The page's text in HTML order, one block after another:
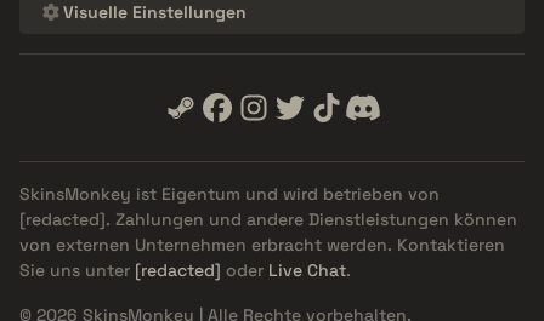
Visuelle Einstellungen
SkinsMonkey ist Eigentum und wird betrieben von
[redacted]. Zahlungen und andere Dienstleistungen können
von externen Unternehmen erbracht werden. Kontaktieren
Sie uns unter [redacted] oder Live Chat.
© 2026 SkinsMonkey | Alle Rechte vorbehalten.